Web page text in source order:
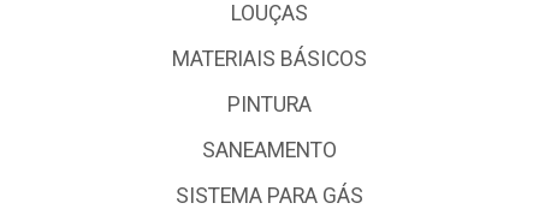
LOUÇAS
MATERIAIS BÁSICOS
PINTURA
SANEAMENTO
SISTEMA PARA GÁS